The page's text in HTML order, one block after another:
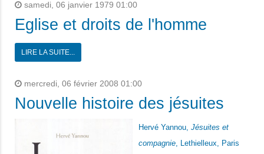
samedi, 06 janvier 1979 01:00
Eglise et droits de l'homme
LIRE LA SUITE...
mercredi, 06 février 2008 01:00
Nouvelle histoire des jésuites
Hervé Yannou, Jésuites et
compagnie, Lethielleux, Paris